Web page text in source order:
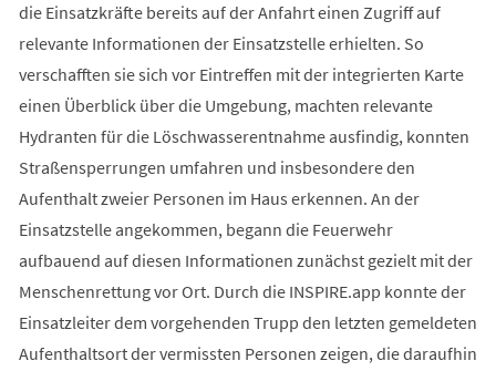
die Einsatzkräfte bereits auf der Anfahrt einen Zugriff auf
relevante Informationen der Einsatzstelle erhielten. So
verschafften sie sich vor Eintreffen mit der integrierten Karte
einen Überblick über die Umgebung, machten relevante
Hydranten für die Löschwasserentnahme ausfindig, konnten
Straßensperrungen umfahren und insbesondere den
Aufenthalt zweier Personen im Haus erkennen. An der
Einsatzstelle angekommen, begann die Feuerwehr
aufbauend auf diesen Informationen zunächst gezielt mit der
Menschenrettung vor Ort. Durch die INSPIRE.app konnte der
Einsatzleiter dem vorgehenden Trupp den letzten gemeldeten
Aufenthaltsort der vermissten Personen zeigen, die daraufhin